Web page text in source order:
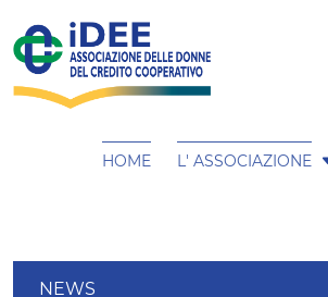
HOME L' ASSOCIAZIONE
NEWS